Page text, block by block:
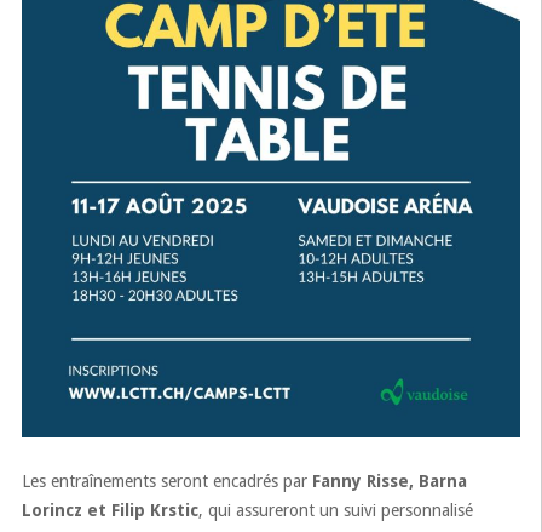
Les entraînements seront encadrés par Fanny Risse, Barna
Lorincz et Filip Krstic, qui assureront un suivi personnalisé